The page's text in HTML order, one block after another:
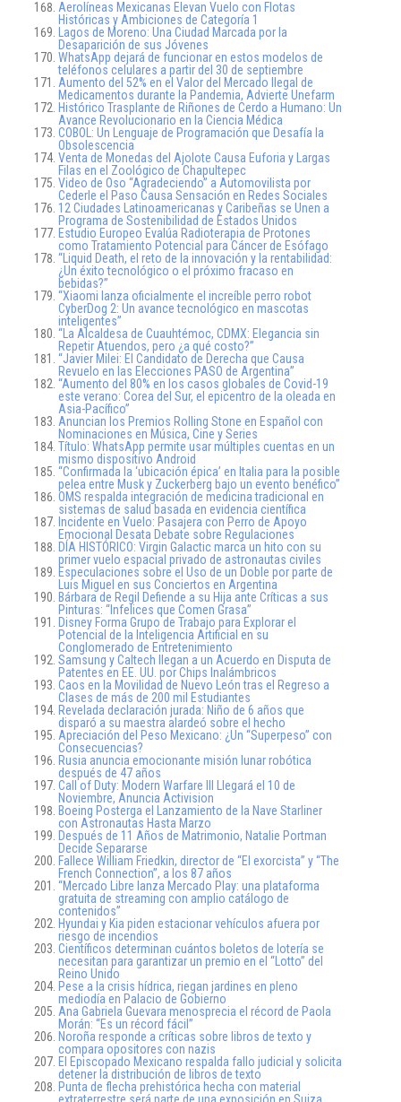
Aerolíneas Mexicanas Elevan Vuelo con Flotas
Históricas y Ambiciones de Categoría 1
Lagos de Moreno: Una Ciudad Marcada por la
Desaparición de sus Jóvenes
WhatsApp dejará de funcionar en estos modelos de
teléfonos celulares a partir del 30 de septiembre
Aumento del 52% en el Valor del Mercado Ilegal de
Medicamentos durante la Pandemia, Advierte Unefarm
Histórico Trasplante de Riñones de Cerdo a Humano: Un
Avance Revolucionario en la Ciencia Médica
COBOL: Un Lenguaje de Programación que Desafía la
Obsolescencia
Venta de Monedas del Ajolote Causa Euforia y Largas
Filas en el Zoológico de Chapultepec
Video de Oso “Agradeciendo” a Automovilista por
Cederle el Paso Causa Sensación en Redes Sociales
12 Ciudades Latinoamericanas y Caribeñas se Unen a
Programa de Sostenibilidad de Estados Unidos
Estudio Europeo Evalúa Radioterapia de Protones
como Tratamiento Potencial para Cáncer de Esófago
“Liquid Death, el reto de la innovación y la rentabilidad:
¿Un éxito tecnológico o el próximo fracaso en
bebidas?”
“Xiaomi lanza oficialmente el increíble perro robot
CyberDog 2: Un avance tecnológico en mascotas
inteligentes”
“La Alcaldesa de Cuauhtémoc, CDMX: Elegancia sin
Repetir Atuendos, pero ¿a qué costo?”
“Javier Milei: El Candidato de Derecha que Causa
Revuelo en las Elecciones PASO de Argentina”
“Aumento del 80% en los casos globales de Covid-19
este verano: Corea del Sur, el epicentro de la oleada en
Asia-Pacífico”
Anuncian los Premios Rolling Stone en Español con
Nominaciones en Música, Cine y Series
Título: WhatsApp permite usar múltiples cuentas en un
mismo dispositivo Android
“Confirmada la ‘ubicación épica’ en Italia para la posible
pelea entre Musk y Zuckerberg bajo un evento benéfico”
OMS respalda integración de medicina tradicional en
sistemas de salud basada en evidencia científica
Incidente en Vuelo: Pasajera con Perro de Apoyo
Emocional Desata Debate sobre Regulaciones
DÍA HISTÓRICO: Virgin Galactic marca un hito con su
primer vuelo espacial privado de astronautas civiles
Especulaciones sobre el Uso de un Doble por parte de
Luis Miguel en sus Conciertos en Argentina
Bárbara de Regil Defiende a su Hija ante Críticas a sus
Pinturas: “Infelices que Comen Grasa”
Disney Forma Grupo de Trabajo para Explorar el
Potencial de la Inteligencia Artificial en su
Conglomerado de Entretenimiento
Samsung y Caltech llegan a un Acuerdo en Disputa de
Patentes en EE. UU. por Chips Inalámbricos
Caos en la Movilidad de Nuevo León tras el Regreso a
Clases de más de 200 mil Estudiantes
Revelada declaración jurada: Niño de 6 años que
disparó a su maestra alardeó sobre el hecho
Apreciación del Peso Mexicano: ¿Un “Superpeso” con
Consecuencias?
Rusia anuncia emocionante misión lunar robótica
después de 47 años
Call of Duty: Modern Warfare III Llegará el 10 de
Noviembre, Anuncia Activision
Boeing Posterga el Lanzamiento de la Nave Starliner
con Astronautas Hasta Marzo
Después de 11 Años de Matrimonio, Natalie Portman
Decide Separarse
Fallece William Friedkin, director de “El exorcista” y “The
French Connection”, a los 87 años
“Mercado Libre lanza Mercado Play: una plataforma
gratuita de streaming con amplio catálogo de
contenidos”
Hyundai y Kia piden estacionar vehículos afuera por
riesgo de incendios
Científicos determinan cuántos boletos de lotería se
necesitan para garantizar un premio en el “Lotto” del
Reino Unido
Pese a la crisis hídrica, riegan jardines en pleno
mediodía en Palacio de Gobierno
Ana Gabriela Guevara menosprecia el récord de Paola
Morán: “Es un récord fácil”
Noroña responde a críticas sobre libros de texto y
compara opositores con nazis
El Episcopado Mexicano respalda fallo judicial y solicita
detener la distribución de libros de texto
Punta de flecha prehistórica hecha con material